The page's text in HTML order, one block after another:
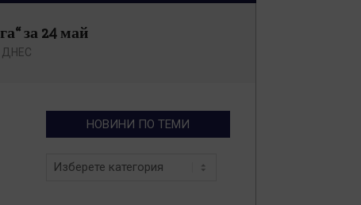
за 24 май
ДНЕС
НОВИНИ ПО ТЕМИ
Новини